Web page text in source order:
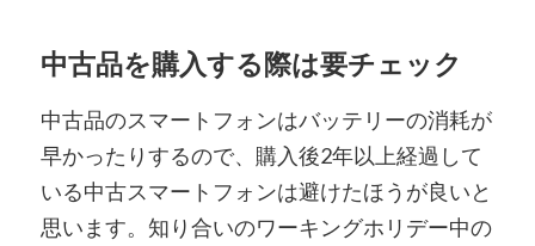
中古品を購入する際は要チェック
中古品のスマートフォンはバッテリーの消耗が
早かったりするので、購入後2年以上経過して
いる中古スマートフォンは避けたほうが良いと
思います。知り合いのワーキングホリデー中の